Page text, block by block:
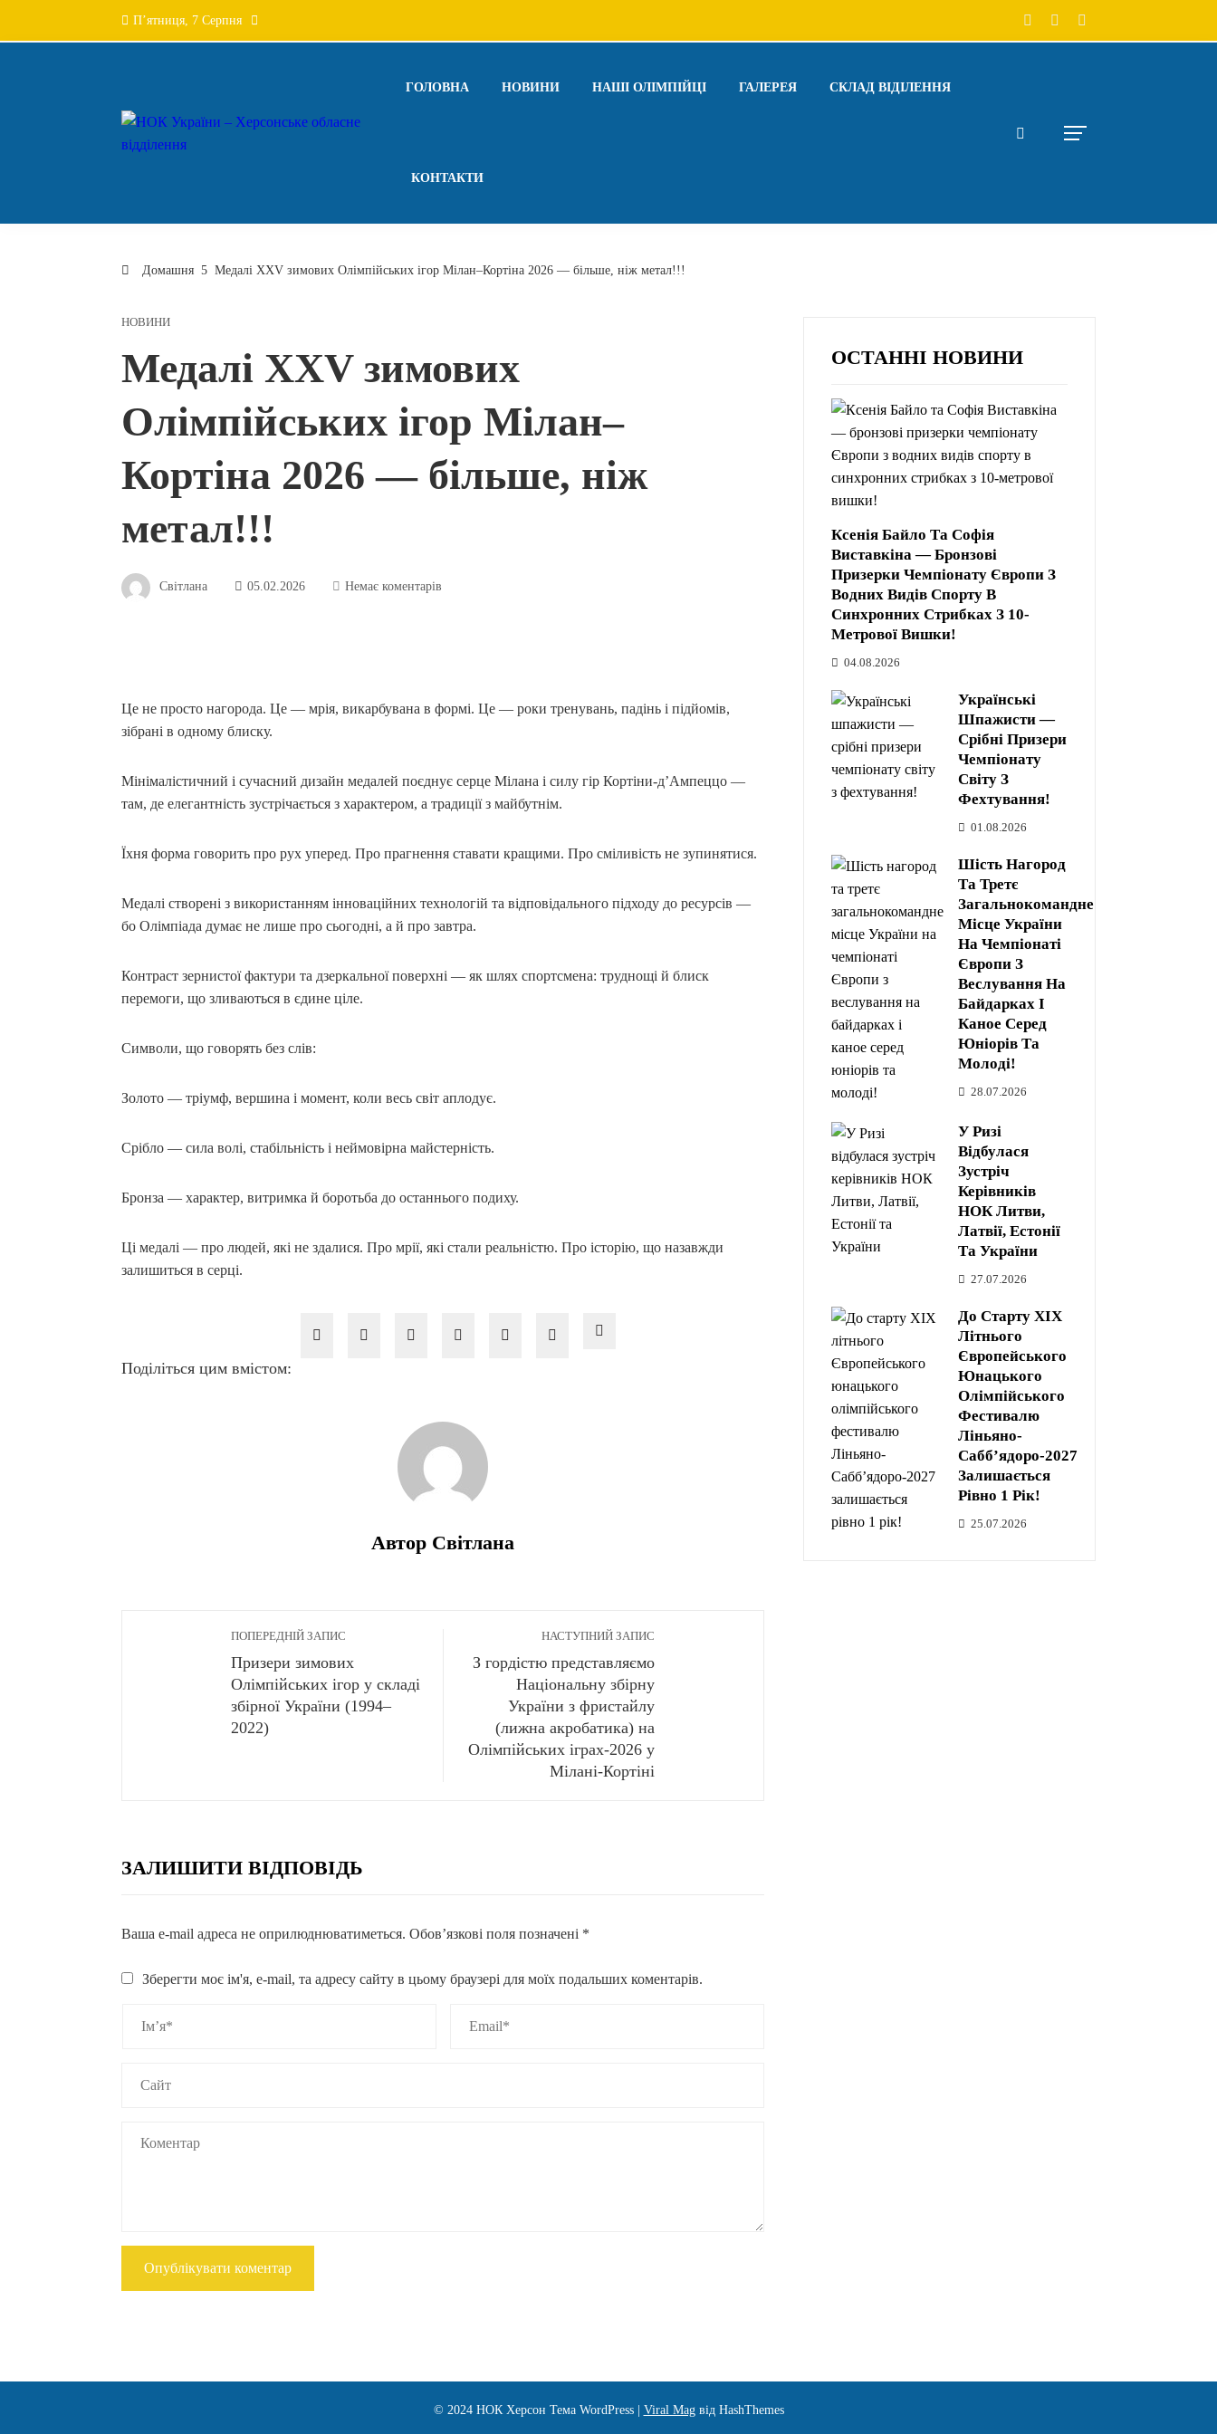
П’ятниця, 7 Серпня
ГОЛОВНА НОВИНИ НАШІ ОЛІМПІЙЦІ ГАЛЕРЕЯ СКЛАД ВІДІЛЕННЯ
КОНТАКТИ
Домашня Медалі XXV зимових Олімпійських ігор Мілан–Кортіна 2026 — більше, ніж метал!!!
НОВИНИ
Медалі XXV зимових
Олімпійських ігор Мілан–
Кортіна 2026 — більше, ніж
метал!!!
Світлана 05.02.2026 Немає коментарів
Це не просто нагорода. Це — мрія, викарбувана в формі. Це — роки тренувань, падінь і підйомів,
зібрані в одному блиску.
Мінімалістичний і сучасний дизайн медалей поєднує серце Мілана️ і силу гір Кортіни-д’Ампеццо —
там, де елегантність зустрічається з характером, а традиції з майбутнім.
Їхня форма говорить про рух уперед. Про прагнення ставати кращими. Про сміливість не зупинятися.
Медалі створені з використанням інноваційних технологій та відповідального підходу до ресурсів —
бо Олімпіада думає не лише про сьогодні, а й про завтра.
Контраст зернистої фактури та дзеркальної поверхні — як шлях спортсмена: труднощі й блиск
перемоги, що зливаються в єдине ціле.
Символи, що говорять без слів:
Золото — тріумф, вершина і момент, коли весь світ аплодує.
Срібло — сила волі, стабільність і неймовірна майстерність.
Бронза — характер, витримка й боротьба до останнього подиху.
Ці медалі — про людей, які не здалися. Про мрії, які стали реальністю. Про історію, що назавжди
залишиться в серці.
Поділіться цим вмістом:
Автор Світлана
ПОПЕРЕДНІЙ ЗАПИС
Призери зимових
Олімпійських ігор у складі
збірної України (1994–
2022)
НАСТУПНИЙ ЗАПИС
З гордістю представляємо
Національну збірну
України з фристайлу
(лижна акробатика) на
Олімпійських іграх-2026 у
Мілані-Кортіні
ЗАЛИШИТИ ВІДПОВІДЬ
Ваша e-mail адреса не оприлюднюватиметься. Обов’язкові поля позначені *
Зберегти моє ім'я, e-mail, та адресу сайту в цьому браузері для моїх подальших коментарів.
ОСТАННІ НОВИНИ
Ксенія Байло Та Софія
Виставкіна — Бронзові
Призерки Чемпіонату Європи З
Водних Видів Спорту В
Синхронних Стрибках З 10-
Метрової Вишки!
04.08.2026
Українські
Шпажисти —
Срібні Призери
Чемпіонату
Світу З
Фехтування!
01.08.2026
Шість Нагород
Та Третє
Загальнокомандне
Місце України
На Чемпіонаті
Європи З
Веслування На
Байдарках І
Каное Серед
Юніорів Та
Молоді!
28.07.2026
У Ризі
Відбулася
Зустріч
Керівників
НОК Литви,
Латвії, Естонії
Та України
27.07.2026
До Старту XIX
Літнього
Європейського
Юнацького
Олімпійського
Фестивалю
Ліньяно-
Сабб’ядоро-2027
Залишається
Рівно 1 Рік!
25.07.2026
© 2024 НОК Херсон Тема WordPress | Viral Magвід HashThemes